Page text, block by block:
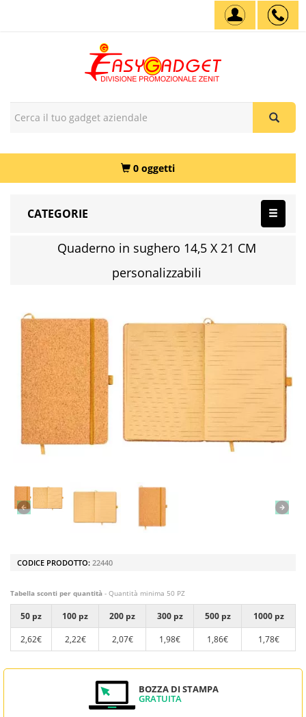
0 oggetti
CATEGORIE
Quaderno in sughero 14,5 X 21 CM
personalizzabili
CODICE PRODOTTO: 22440
Tabella sconti per quantità - Quantità minima 50 PZ
50 pz 100 pz 200 pz 300 pz 500 pz
1000 pz
2,62€
2,22€ 2,07€ 1,98€ 1,86€ 1,78€
BOZZA DI STAMPA
GRATUITA